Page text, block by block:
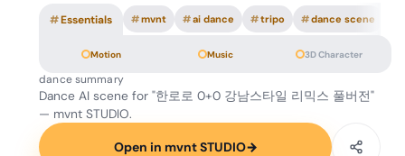
#Essentials #mvnt #ai dance #tripo #dance scene
Motion Music 3D Character
dance summary
Dance AI scene for "한로로 0+0 강남스타일 리믹스 풀버전"
— mvnt STUDIO.
Open in mvnt STUDIO→